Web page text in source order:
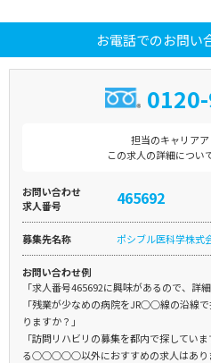
お電話でのお問い
担当のキャリア
この求人の詳細につい
お問い合わせ
求人番号
465692
募集先名称 ポシブル医科学株式
お問い合わせ例
「求人番号465692に興味があるので、詳
「残業が少なめの病院をJR○○線の沿線
りますか？」
「訪問リハビリの募集を都内で探してい
る○○○○○以外におすすめの求人はあり